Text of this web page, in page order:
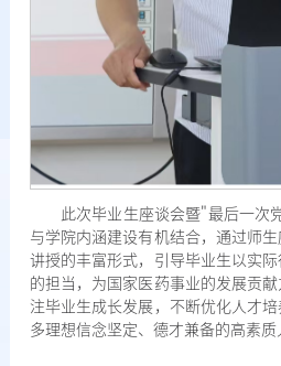
此次毕业生座谈会暨"最后一次
与学院内涵建设有机结合，通过师
讲授的丰富形式，引导毕业生以实
的担当，为国家医药事业的发展贡
注毕业生成长发展，不断优化人才
多理想信念坚定、德才兼备的高